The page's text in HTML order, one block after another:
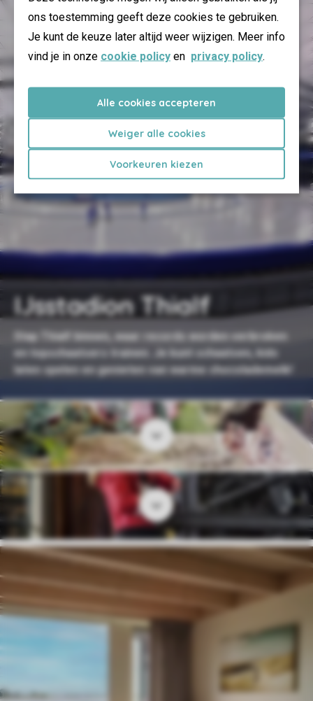
ons toestemming geeft deze cookies te gebruiken.
Je kunt de keuze later altijd weer wijzigen. Meer info
vind je in onze cookie policy en privacy policy.
Alle cookies accepteren
Weiger alle cookies
Voorkeuren kiezen
IJsstadion Thialf
Stap Thialf binnen, waar records worden verbroken
en topschaatsers trainen. Je kunt schaatsen, kids
laten spelen en genieten van warme chocolademelk!